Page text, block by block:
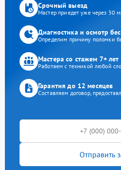
Срочный выезд
Мастер приедет уже через 30
Диагностика и осмотр
Определим причину поломки
Мастера со стажем 7+ лет
Работаем с техникой любой
Гарантия до 12 месяцев
Составляем договор,
Отправить